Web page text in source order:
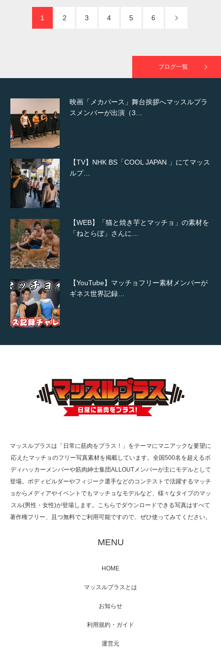
1 2 3 4 5 6
ブログ一覧
映画「メカバース」舞台挨拶へマッスルプラ
スメンバーが出演（3…
【TV】NHK BS「COOL JAPAN 」にてマッス
ルプ…
【WEB】「猫と焼き芋とマッチョ」の素材を
「ねとらぼ」さんに…
【YouTube】マッチョフリー素材メンバーが
ギネス世界記録…
TOKYO FMラジオ番組「ONE MORNING」
で紹介さ…
た（6/8放送）
映画「メカバース」舞台挨拶へマッスルプラ
【TV】NHK BS「COOL JAPAN 」にてマッス
マッスルプラスは「日常に筋肉をプラス！」をテーマにマニアックな要望に
応えたマッチョのフリー写真素材を掲載しています。全国500名を超えるボ
ディハッカーメンバーや筋肉紳士集団ALLOUTメンバーが主にモデルとして
登場。ボディビルダーやフィジーク選手などのコンテストで活躍するマッチ
ョからメディアやイベントでもマッチョなモデルなど、様々なタイプのマッ
スル(男性・女性)が登場します。こちらでダウンロードできる写真はすべて
著作権フリー、且つ無料でご利用可能ですので、ぜひ使ってみてください。
MENU
HOME
マッスルプラスとは
お知らせ
利用規約・ガイド
運営元